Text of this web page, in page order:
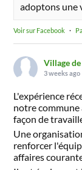
adoptons une
Voir sur Facebook ·
Village
3 weeks ago
L'expérience
notre commune
façon de
Une
renforcer
affaires